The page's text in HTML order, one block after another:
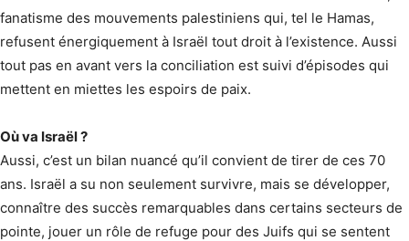
fanatisme des mouvements palestiniens qui, tel le Hamas,
refusent énergiquement à Israël tout droit à l’existence. Aussi
tout pas en avant vers la conciliation est suivi d’épisodes qui
mettent en miettes les espoirs de paix.
Où va Israël ?
Aussi, c’est un bilan nuancé qu’il convient de tirer de ces 70
ans. Israël a su non seulement survivre, mais se développer,
connaître des succès remarquables dans certains secteurs de
pointe, jouer un rôle de refuge pour des Juifs qui se sentent